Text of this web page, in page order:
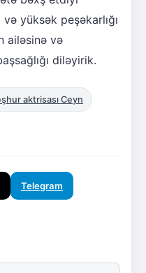
yüksək peşəkarlığı
ailəsinə və
diləyirik.
aktrisası Ceyn
Telegram